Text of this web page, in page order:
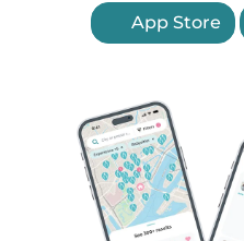
App Store